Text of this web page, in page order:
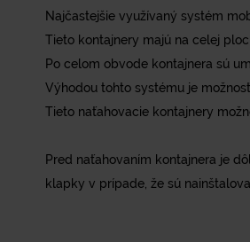
Najčastejšie využívaný systém
Tieto kontajnery majú na celej
Po celom obvode kontajnera sú
Výhodou tohto systému je
Tieto naťahovacie kontajnery
Pred naťahovaním kontajnera je
klapky v prípade, že sú